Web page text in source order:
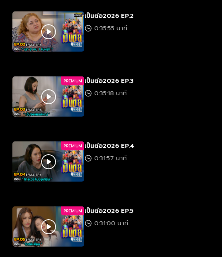
เป็นต่อ2026 EP.2
0:35:55 นาที
PREMIUM เป็นต่อ2026 EP.3
0:35:18 นาที
PREMIUM เป็นต่อ2026 EP.4
0:31:57 นาที
PREMIUM เป็นต่อ2026 EP.5
0:31:00 นาที